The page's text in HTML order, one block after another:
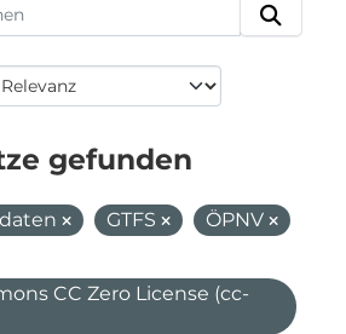
gefunden
GTFS
ÖPNV
CC Zero License (cc-